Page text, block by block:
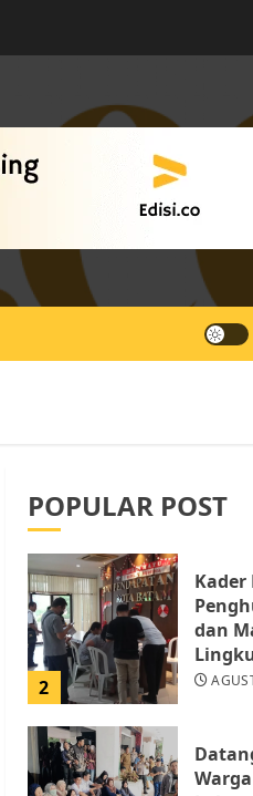
POPULAR POST
Kota
JULI
1
2
Kader
dan